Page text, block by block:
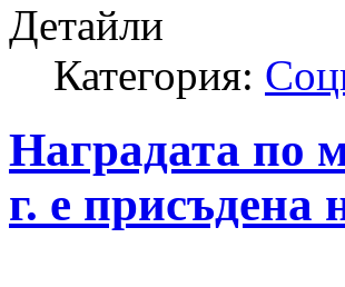
Детайли
Категория:
Наградата по
г. е